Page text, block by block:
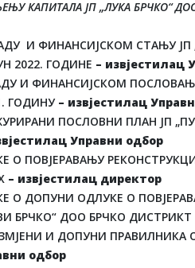
КАПИТАЛА ЈП „ЛУКА БРЧКО“
И ФИНАНСИЈСКОМ СТАЊУ ЈП
2022. ГОДИНЕ – извјестилац
И ФИНАНСИЈСКОМ
ГОДИНУ – извјестилац
ПОСЛОВНИ ПЛАН ЈП
Управни одбор
О ПОВЈЕРАВАЊУ
– извјестилац директор
О ДОПУНИ ОДЛУКЕ О
БРЧКО“ ДОО БРЧКО ДИСТРИКТ
И ДОПУНИ ПРАВИЛНИКА
одбор